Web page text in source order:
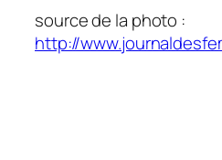
source de la photo :
http://